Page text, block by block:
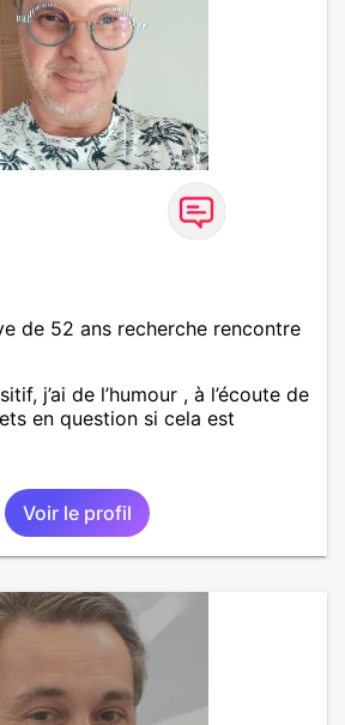
de 52 ans recherche rencontre
j’ai de l’humour , à l’écoute de
en question si cela est
Voir le profil